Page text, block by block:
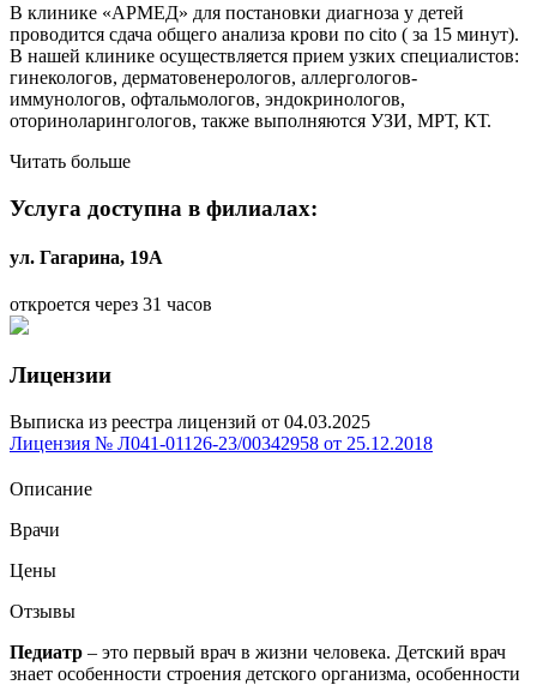
В клинике «АРМЕД» для постановки диагноза у детей
проводится сдача общего анализа крови по cito ( за 15 минут).
В нашей клинике осуществляется прием узких специалистов:
гинекологов, дерматовенерологов, аллергологов-
иммунологов, офтальмологов, эндокринологов,
оториноларингологов, также выполняются УЗИ, МРТ, КТ.
Читать больше
Услуга доступна в филиалах:
ул. Гагарина, 19А
откроется через 31 часов
Лицензии
Выписка из реестра лицензий от 04.03.2025
Лицензия № Л041-01126-23/00342958 от 25.12.2018
Описание
Врачи
Цены
Отзывы
Педиатр – это первый врач в жизни человека. Детский врач
знает особенности строения детского организма, особенности